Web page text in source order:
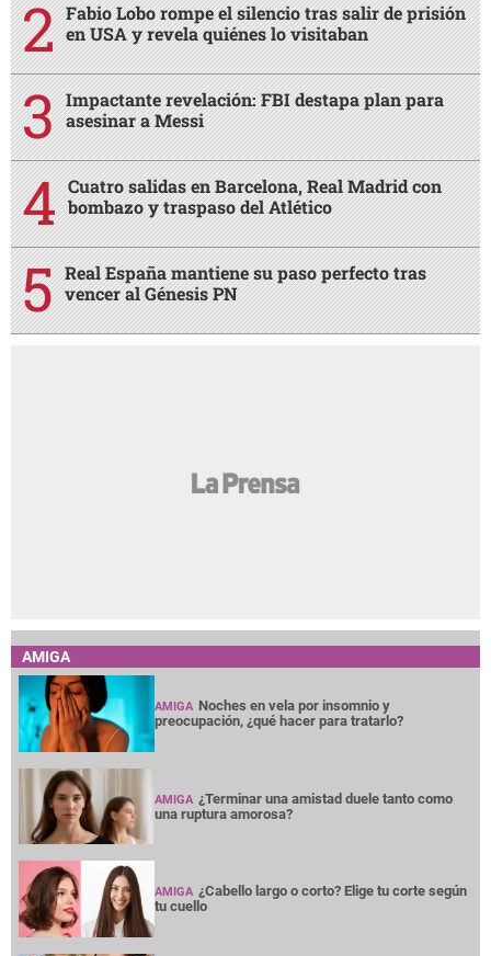
Fabio Lobo rompe el silencio tras salir de prisión
en USA y revela quiénes lo visitaban
Impactante revelación: FBI destapa plan para
asesinar a Messi
Cuatro salidas en Barcelona, Real Madrid con
bombazo y traspaso del Atlético
Real España mantiene su paso perfecto tras
vencer al Génesis PN
AMIGA
AMIGA Noches en vela por insomnio y
preocupación, ¿qué hacer para tratarlo?
AMIGA ¿Terminar una amistad duele tanto como
una ruptura amorosa?
AMIGA ¿Cabello largo o corto? Elige tu corte según
tu cuello